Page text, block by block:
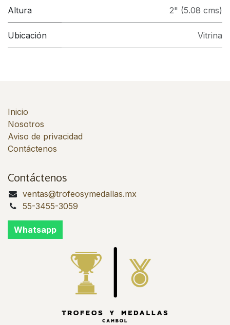
Altura 2" (5.08 cms)
Ubicación Vitrina
Inicio
Nosotros
Aviso de privacidad
Contáctenos
Contáctenos
ventas@trofeosymedallas.mx
55-3455-3059
Whatsapp